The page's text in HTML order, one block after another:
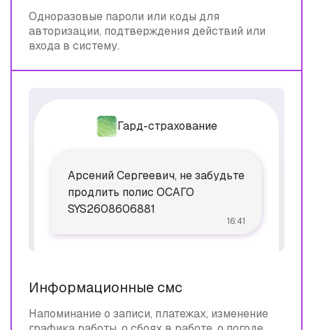
Одноразовые пароли или коды для
авторизации, подтверждения действий или
входа в систему.
Гард-страхование
Арсений Сергеевич, не забудьте
продлить полис ОСАГО
SYS2608606881
16:41
Информационные смс
Напоминание о записи, платежах, изменение